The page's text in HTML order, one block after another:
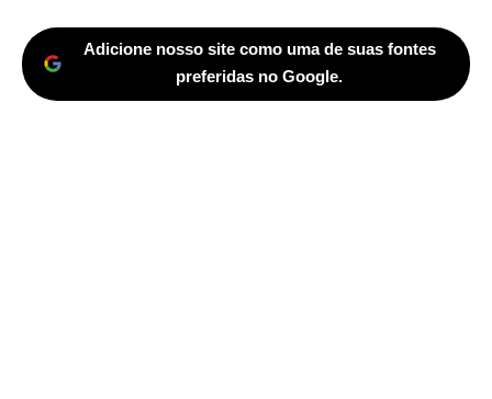
Adicione nosso site como uma de suas fontes
preferidas no Google.